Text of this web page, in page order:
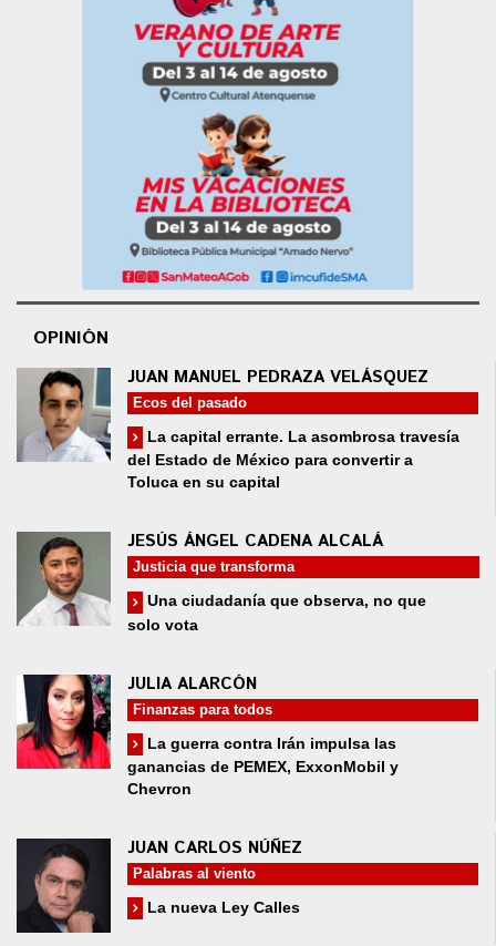
OPINIÓN
JUAN MANUEL PEDRAZA VELÁSQUEZ
Ecos del pasado
La capital errante. La asombrosa travesía
del Estado de México para convertir a
Toluca en su capital
JESÚS ÁNGEL CADENA ALCALÁ
Justicia que transforma
Una ciudadanía que observa, no que
solo vota
JULIA ALARCÓN
Finanzas para todos
La guerra contra Irán impulsa las
ganancias de PEMEX, ExxonMobil y
Chevron
JUAN CARLOS NÚÑEZ
Palabras al viento
La nueva Ley Calles